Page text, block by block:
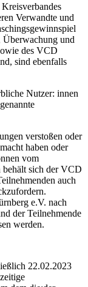
Verwandte und
Überwachung und
des VCD
sind ebenfalls
Nutzer: innen
verstoßen oder
haben oder
vom
behält sich der VCD
auch
e.V. nach
der Teilnehmende
werden.
22.02.2023